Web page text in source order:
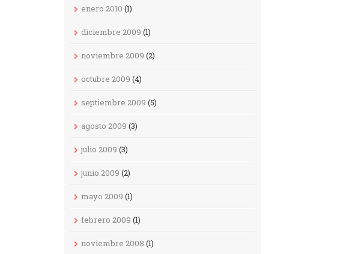
enero 2010 (1)
diciembre 2009 (1)
noviembre 2009 (2)
octubre 2009 (4)
septiembre 2009 (5)
agosto 2009 (3)
julio 2009 (3)
junio 2009 (2)
mayo 2009 (1)
febrero 2009 (1)
noviembre 2008 (1)